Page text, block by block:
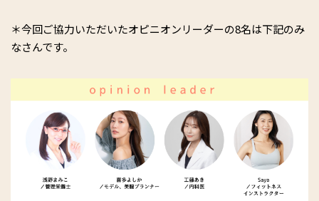
＊今回ご協力いただいたオピニオンリーダーの8名は下記のみ
なさんです。